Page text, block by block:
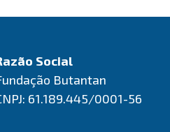
Social
Butantan
61.189.445/0001-56